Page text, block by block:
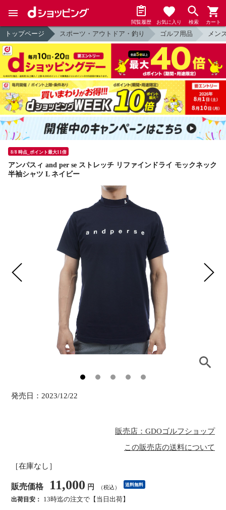
閲覧履歴 お気に入り 検索 カート
トップページ スポーツ・アウトドア・釣り ゴルフ用品 メン
8/8 時点_ポイント最大11倍
アンパスィ and per se ストレッチ リファインドライ モックネック
半袖シャツ L ネイビー
発売日： 2023/12/22
販売店：GDOゴルフショップ
この販売店の送料について
［在庫なし］
販売価格 11,000 円 （税込） 送料無料
出荷目安：
13時迄の注文で【当日出荷】